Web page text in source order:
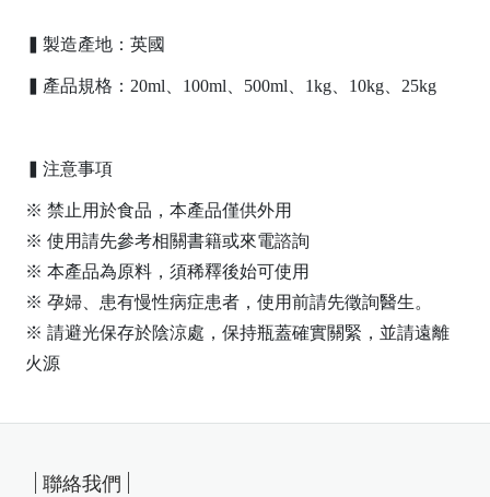
▍製造產地：英國
▍產品規格：20ml、100ml、500ml、1kg、10kg、25kg
▍注意事項
※ 禁止用於食品，本產品僅供外用
※ 使用請先參考相關書籍或來電諮詢
※ 本產品為原料，須稀釋後始可使用
※ 孕婦、患有慢性病症患者，使用前請先徵詢醫生。
※ 請避光保存於陰涼處，保持瓶蓋確實關緊，並請遠離
火源
| 聯絡我們 |